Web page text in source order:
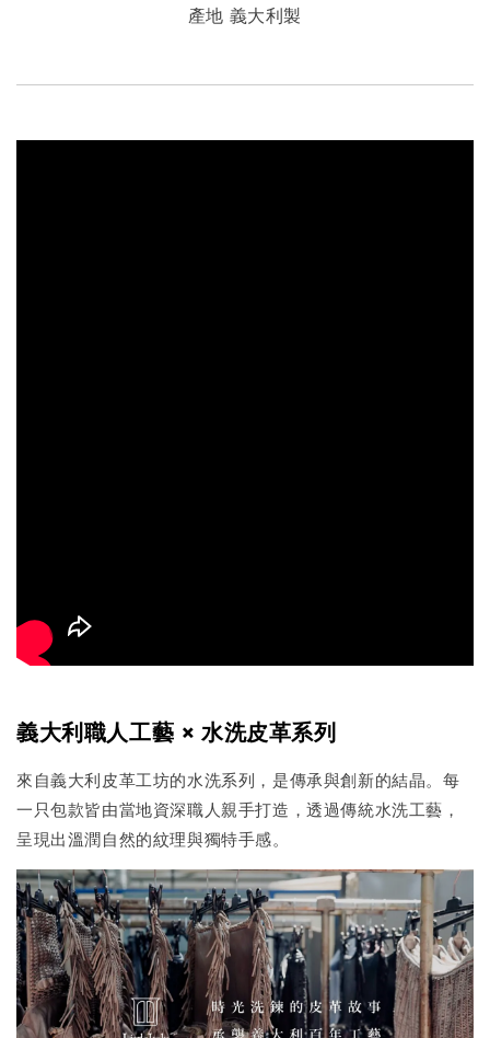
產地 義大利製
義大利職人工藝 × 水洗皮革系列
來自義大利皮革工坊的水洗系列，是傳承與創新的結晶。每
一只包款皆由當地資深職人親手打造，透過傳統水洗工藝，
呈現出溫潤自然的紋理與獨特手感。